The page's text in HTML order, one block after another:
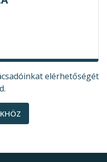
elérhetőségét